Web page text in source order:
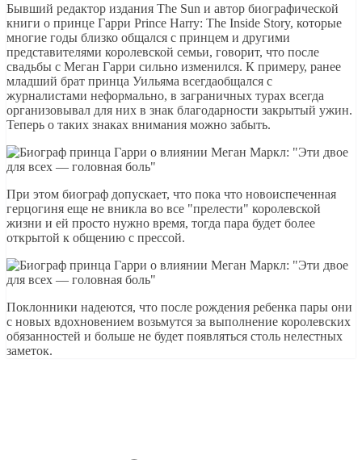
Бывший редактор издания The Sun и автор биографической
книги о принце Гарри Prince Harry: The Inside Story, которые
многие годы близко общался с принцем и другими
представителями королевской семьи, говорит, что после
свадьбы с Меган Гарри сильно изменился. К примеру, ранее
младший брат принца Уильяма всегдаобщался с
журналистами неформально, в заграничных турах всегда
организовывал для них в знак благодарности закрытый ужин.
Теперь о таких знаках внимания можно забыть.
При этом биограф допускает, что пока что новоиспеченная
герцогиня еще не вникла во все "прелести" королевской
жизни и ей просто нужно время, тогда пара будет более
открытой к общению с прессой.
Поклонники надеются, что после рождения ребенка пары они
с новых вдохновением возьмутся за выполнение королевских
обязанностей и больше не будет появляться столь нелестных
заметок.